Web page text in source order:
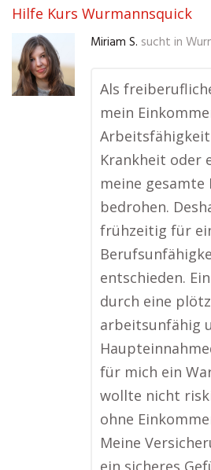
Hilfe Kurs Wurmannsquick
Miriam S. sucht in
Als
mein
Arbeitsfähigkeit
Krankheit oder
meine gesamte
bedrohen.
frühzeitig für
entschieden.
durch eine
arbeitsunfähig
für mich ein
wollte nicht
ohne
Meine
ein sicheres